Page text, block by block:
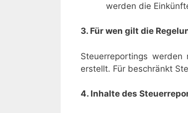
werden die
3. Für wen gilt die
Steuerreportings werden
erstellt. Für beschränkt
4. Inhalte des